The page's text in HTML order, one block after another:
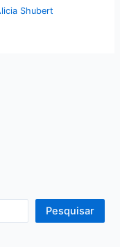
Shubert
Pesquisar